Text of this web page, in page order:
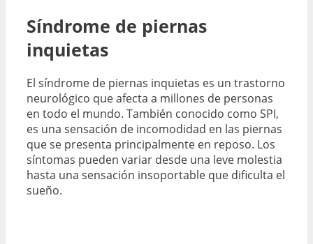
Síndrome de piernas
inquietas
El síndrome de piernas inquietas es un trastorno
neurológico que afecta a millones de personas
en todo el mundo. También conocido como SPI,
es una sensación de incomodidad en las piernas
que se presenta principalmente en reposo. Los
síntomas pueden variar desde una leve molestia
hasta una sensación insoportable que dificulta el
sueño.